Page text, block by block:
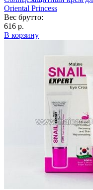
Oriental Princess
Вес брутто:
616 р.
В корзину